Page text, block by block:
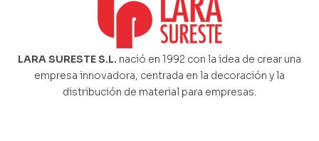
LARA SURESTE S.L. nació en 1992 con la idea de crear una
empresa innovadora, centrada en la decoración y la
distribución de material para empresas.